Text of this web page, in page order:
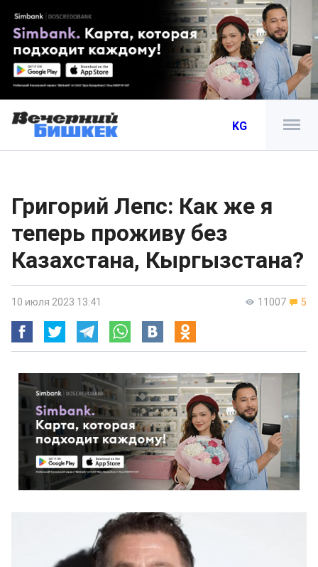
KG
Григорий Лепс: Как же я
теперь проживу без
Казахстана, Кыргызстана?
11007 5
10 июля 2023 13:41